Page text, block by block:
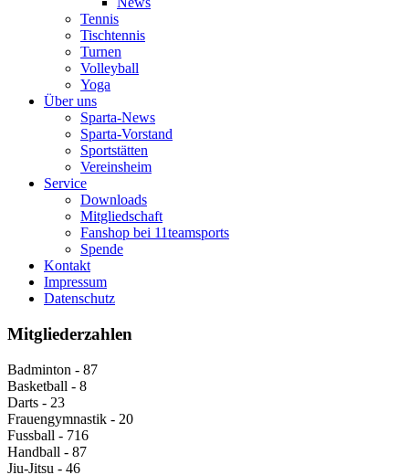
Tennis
Tischtennis
Turnen
Volleyball
Yoga
Über uns
Sparta-News
Sparta-Vorstand
Sportstätten
Vereinsheim
Service
Downloads
Mitgliedschaft
Fanshop bei 11teamsports
Spende
Kontakt
Impressum
Datenschutz
Mitgliederzahlen
Badminton - 87
Basketball - 8
Darts - 23
Frauengymnastik - 20
Fussball - 716
Handball - 87
Jiu-Jitsu - 46